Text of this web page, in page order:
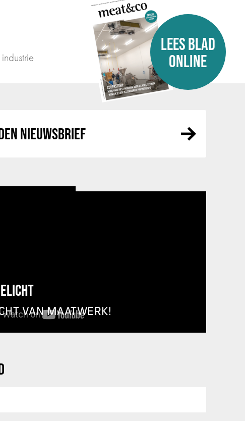
LEES BLAD
ONLINE
NIEUWSBRIEF
VAN MAATWERK!